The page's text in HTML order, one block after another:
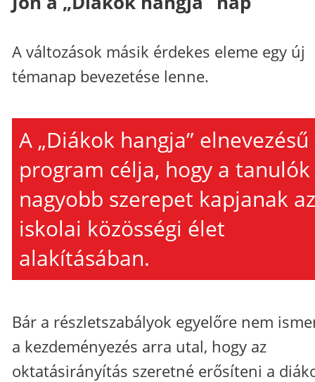
A változások másik érdekes eleme egy új
témanap bevezetése lenne.
A „Diákok hangja” elnevezésű
program célja, hogy a tanulók
nagyobb szerepet kapjanak az
iskolai közösségi élet
alakításában.
Bár a részletszabályok egyelőre nem
a kezdeményezés arra utal, hogy az
oktatásirányítás szeretné erősíteni a